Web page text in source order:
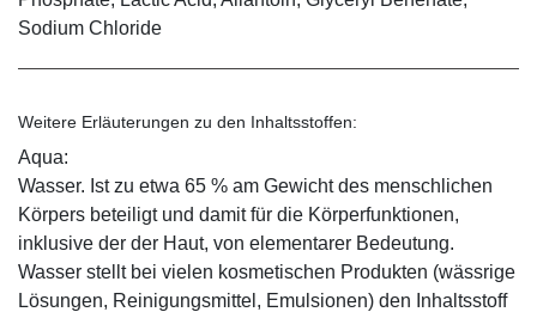
Sodium Chloride
Weitere Erläuterungen zu den Inhaltsstoffen:
Aqua:
Wasser. Ist zu etwa 65 % am Gewicht des menschlichen
Körpers beteiligt und damit für die Körperfunktionen,
inklusive der der Haut, von elementarer Bedeutung.
Wasser stellt bei vielen kosmetischen Produkten (wässrige
Lösungen, Reinigungsmittel, Emulsionen) den Inhaltsstoff